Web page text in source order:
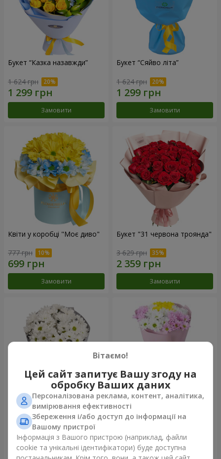
Букет “Казка назавжди”
1 624 грн
Замовити
Букет “Сяйво літа”
1 624 грн
Замовити
Квіти у коробці "Моє диво"
777 грн
Замовити
Букет "31 червона троянда"
3 629 грн
Замовити
Букет "Кіото" з 5 білих
хризантем
999 грн
Замовити
Букет "Пори року"
Замовити
Вітаємо!
Цей сайт запитує Вашу згоду на
обробку Ваших даних
Персоналізована реклама, контент, аналітика,
вимірювання ефективності
Збереження і/або доступ до інформації на
Вашому пристрої
Інформація з Вашого пристрою (наприклад, файли
cookie та унікальні ідентифікатори) буде доступна